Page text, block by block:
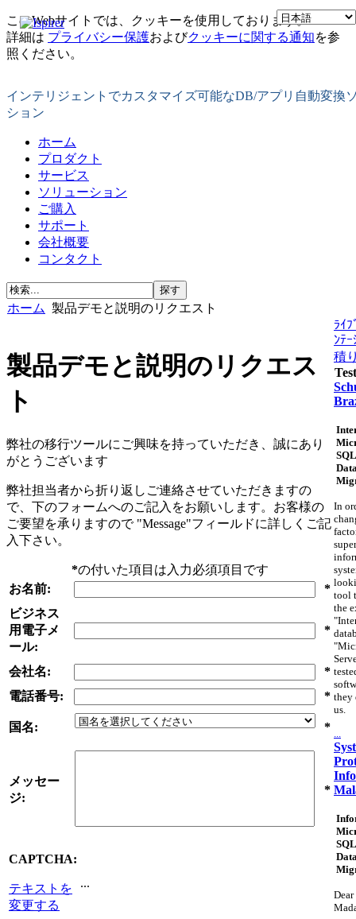
このWebサイトでは、クッキーを使用しております。
詳細は プライバシー保護およびクッキーに関する通知を参
照ください。
インテリジェントでカスタマイズ可能なDB/アプリ自動変換
ション
ホーム
プロダクト
サービス
ソリューション
ご購入
サポート
会社概要
コンタクト
ホーム 製品デモと説明のリクエスト
製品デモと説明のリクエス
ト
弊社の移行ツールにご興味を持っていただき、誠にあり
がとうございます
弊社担当者から折り返しご連絡させていただきますの
で、下のフォームへのご記入をお願いします。お客様の
ご要望を承りますので "Message"フィールドに詳しくご記
入下さい。
*の付いた項目は入力必須項目です
お名前:
*
ビジネス
用電子メ
ール:
*
会社名:
*
電話番号:
*
国名: *
メッセー
ジ:
*
CAPTCHA:
テキストを
変更する
...
ﾗｲﾌ
ﾝﾃｰ
積
In
tool
the
they
us.